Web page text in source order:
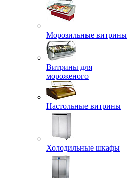
Морозильные витрины
Витрины для
мороженого
Настольные витрины
Холодильные шкафы